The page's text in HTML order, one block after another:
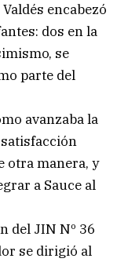
encabezó
dos en la
se
parte del
avanzaba la
otra manera, y
a Sauce al
del JIN Nº 36
se dirigió al